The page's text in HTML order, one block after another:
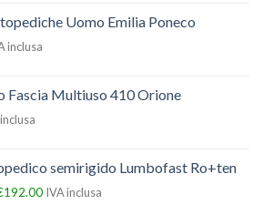
Uomo Emilia Poneco
inclusa
Fascia Multiuso 410 Orione
semirigido Lumbofast Ro+ten
192.00 IVA inclusa